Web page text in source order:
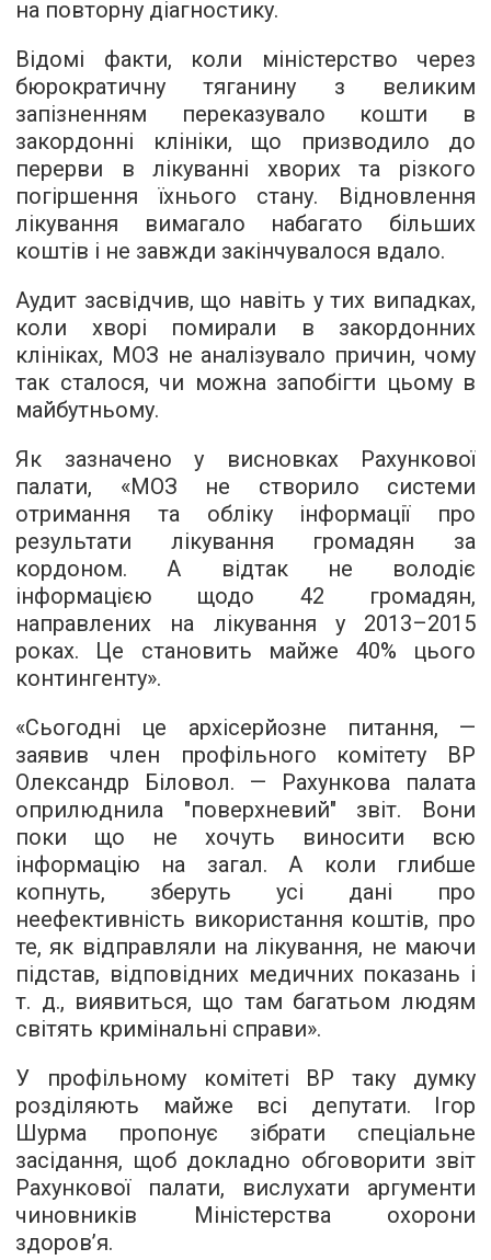
на повторну діагностику.
Відомі факти, коли міністерство через
бюрократичну тяганину з великим
запізненням переказувало кошти в
закордонні клініки, що призводило до
перерви в лікуванні хворих та різкого
погіршення їхнього стану. Відновлення
лікування вимагало набагато більших
коштів і не завжди закінчувалося вдало.
Аудит засвідчив, що навіть у тих випадках,
коли хворі помирали в закордонних
клініках, МОЗ не аналізувало причин, чому
так сталося, чи можна запобігти цьому в
майбутньому.
Як зазначено у висновках Рахункової
палати, «МОЗ не створило системи
отримання та обліку інформації про
результати лікування громадян за
кордоном. А відтак не володіє
інформацією щодо 42 громадян,
направлених на лікування у 2013–2015
роках. Це становить майже 40% цього
контингенту».
«Сьогодні це архісерйозне питання, —
заявив член профільного комітету ВР
Олександр Біловол. — Рахункова палата
оприлюднила "поверхневий" звіт. Вони
поки що не хочуть виносити всю
інформацію на загал. А коли глибше
копнуть, зберуть усі дані про
неефективність використання коштів, про
те, як відправляли на лікування, не маючи
підстав, відповідних медичних показань і
т. д., виявиться, що там багатьом людям
світять кримінальні справи».
У профільному комітеті ВР таку думку
розділяють майже всі депутати. Ігор
Шурма пропонує зібрати спеціальне
засідання, щоб докладно обговорити звіт
Рахункової палати, вислухати аргументи
чиновників Міністерства охорони
здоров’я.